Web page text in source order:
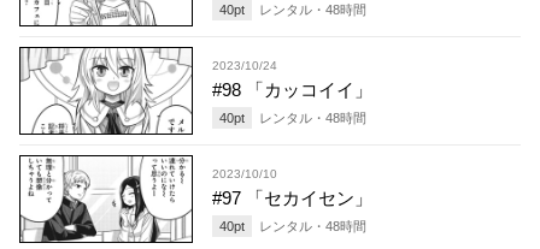
40pt レンタル・ 48時間
2023/10/24
#98 「カッコイイ」
40pt レンタル・ 48時間
2023/10/10
#97 「セカイセン」
40pt レンタル・ 48時間